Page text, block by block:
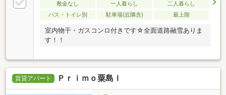
敷金なし 一人暮らし
二人暮らし
バス・トイレ別
駐車場(近隣含) 最上階
室内物干・ガスコンロ付きです☆全面道路融雪ありま
す！！
賃貸アパート Ｐｒｉｍｏ粟島Ｉ